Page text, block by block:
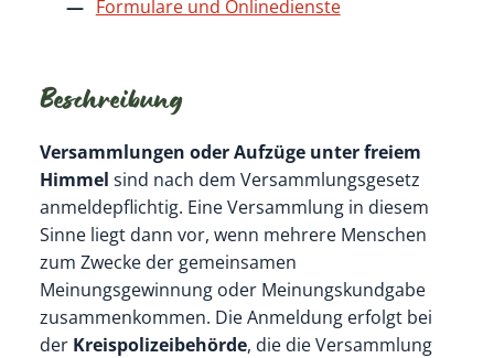
Formulare und Onlinedienste
Beschreibung
Versammlungen oder Aufzüge unter freiem
Himmel sind nach dem Versammlungsgesetz
anmeldepflichtig. Eine Versammlung in diesem
Sinne liegt dann vor, wenn mehrere Menschen
zum Zwecke der gemeinsamen
Meinungsgewinnung oder Meinungskundgabe
zusammenkommen. Die Anmeldung erfolgt bei
der Kreispolizeibehörde, die die Versammlung